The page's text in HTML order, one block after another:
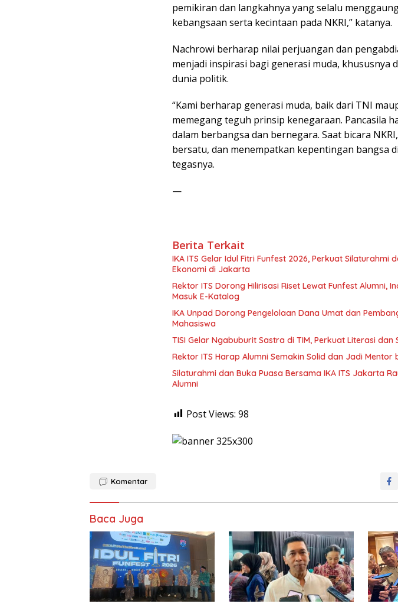
pemikiran dan langkahnya yang selalu
kebangsaan serta kecintaan pada NKRI,” katanya.
Nachrowi berharap nilai perjuangan dan
menjadi inspirasi bagi generasi muda, khususnya
dunia politik.
“Kami berharap generasi muda, baik dari TNI
memegang teguh prinsip kenegaraan. Pancasila
dalam berbangsa dan bernegara. Saat bicara
bersatu, dan menempatkan kepentingan bangsa
tegasnya.
—
Berita Terkait
IKA ITS Gelar Idul Fitri Funfest 2026, Perkuat Silaturahmi
Ekonomi di Jakarta
Rektor ITS Dorong Hilirisasi Riset Lewat Funfest Alumni,
Masuk E-Katalog
IKA Unpad Dorong Pengelolaan Dana Umat dan
Mahasiswa
TISI Gelar Ngabuburit Sastra di TIM, Perkuat Literasi dan
Rektor ITS Harap Alumni Semakin Solid dan Jadi Mentor
Silaturahmi dan Buka Puasa Bersama IKA ITS Jakarta
Alumni
Post Views: 98
Komentar
Baca Juga